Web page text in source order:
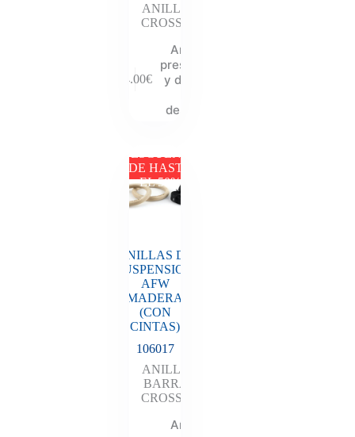
ANILLAS
CROSSFIT
54.00€
Añadir al
presupuesto
y descubre
descuento
DE HASTA
EL 50%
ANILLAS DE
SUSPENSION
AFW
MADERA
(CON
CINTAS)
106017
ANILLAS
BARRAS
CROSSFIT
Añadir al